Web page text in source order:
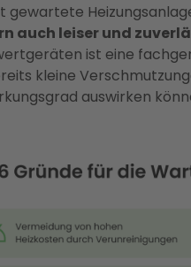
gewartete
auch leiser und
ist eine
kleine
auswirken